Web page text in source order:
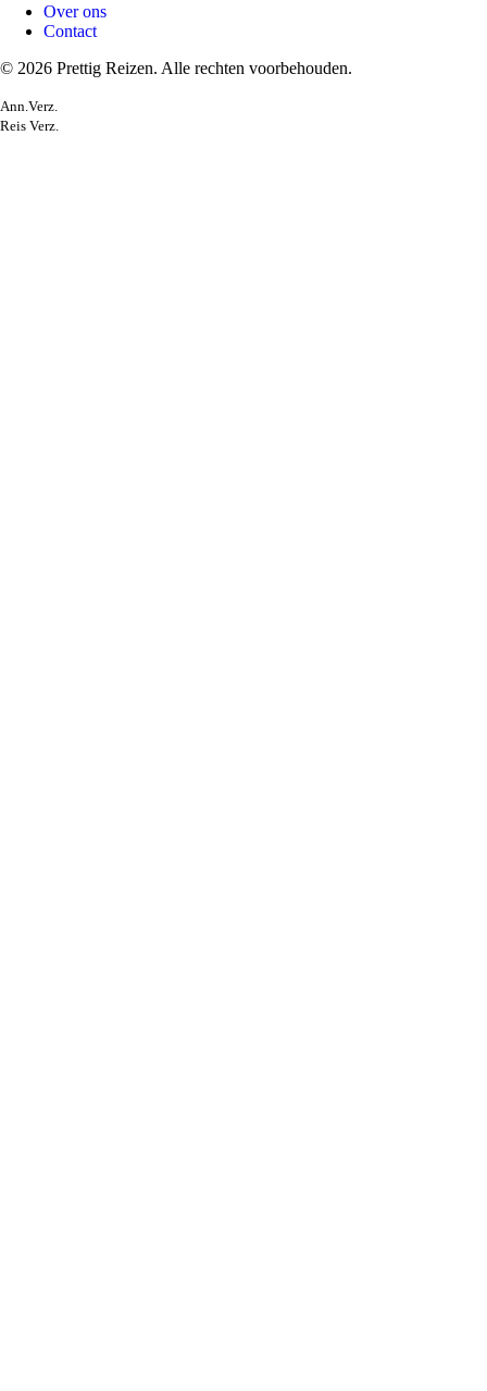
Over ons
Contact
© 2026 Prettig Reizen. Alle rechten voorbehouden.
Ann.Verz.
Reis Verz.